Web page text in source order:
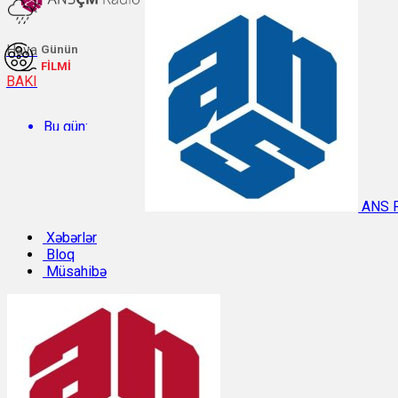
Hava
BAKI
Bu gün:
Temperatur: 28.6°C. Rütubət: 54%.
Sabah:
Günün
FİLMİ
ANS
Xəbərlər
Bloq
Müsahibə